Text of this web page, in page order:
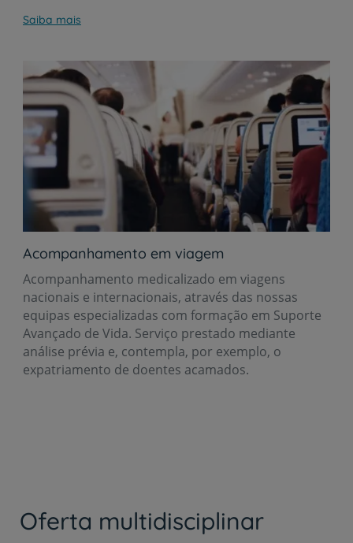
Saiba mais
Acompanhamento em viagem
Acompanhamento medicalizado em viagens
nacionais e internacionais, através das nossas
equipas especializadas com formação em Suporte
Avançado de Vida. Serviço prestado mediante
análise prévia e, contempla, por exemplo, o
expatriamento de doentes acamados.
Oferta multidisciplinar